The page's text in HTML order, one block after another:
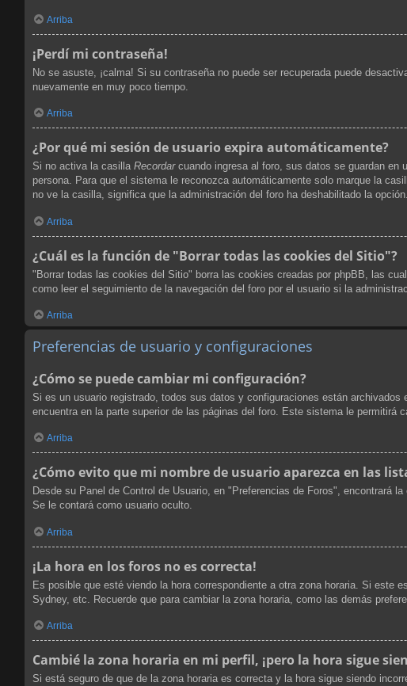
Arriba
¡Perdí mi contraseña!
No se asuste, ¡calma! Si su contraseña no puede ser recuperada puede
nuevamente en muy poco tiempo.
Arriba
¿Por qué mi sesión de usuario expira automáticamente?
Si no activa la casilla Recordarcuando ingresa al foro, sus datos se guardan en
persona. Para que el sistema le reconozca automáticamente solo marque la
no ve la casilla, significa que la administración del foro ha deshabilitado la opción.
Arriba
¿Cuál es la función de "Borrar todas las cookies del Sitio"?
"Borrar todas las cookies del Sitio" borra las cookies creadas por phpBB, las
como leer el seguimiento de la navegación del foro por el usuario si la
Arriba
Preferencias de usuario y configuraciones
¿Cómo se puede cambiar mi configuración?
Si es un usuario registrado, todos sus datos y configuraciones están
encuentra en la parte superior de las páginas del foro. Este sistema le permitirá
Arriba
¿Cómo evito que mi nombre de usuario aparezca en las
Desde su Panel de Control de Usuario, en "Preferencias de Foros", encontrará la
Se le contará como usuario oculto.
Arriba
¡La hora en los foros no es correcta!
Es posible que esté viendo la hora correspondiente a otra zona horaria. Si este
Sydney, etc. Recuerde que para cambiar la zona horaria, como las demás
Arriba
Cambié la zona horaria en mi perfil, ¡pero la hora sigue
Si está seguro de que de la zona horaria es correcta y la hora sigue siendo